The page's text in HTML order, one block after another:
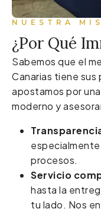
NUESTRA
¿Por Qué
Sabemos que el
Canarias tiene sus
apostamos por
moderno y
procesos.
Servicio
hasta la
tu lado. Nos